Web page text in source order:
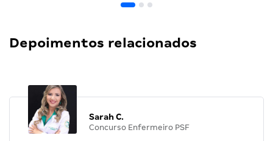
Depoimentos relacionados
Sarah C.
Concurso Enfermeiro PSF